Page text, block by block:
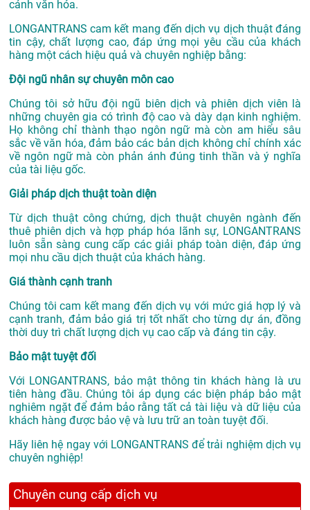
cảnh văn hóa.
LONGANTRANS cam kết mang đến dịch vụ dịch thuật đáng
tin cậy, chất lượng cao, đáp ứng mọi yêu cầu của khách
hàng một cách hiệu quả và chuyên nghiệp bằng:
Đội ngũ nhân sự chuyên môn cao
Chúng tôi sở hữu đội ngũ biên dịch và phiên dịch viên là
những chuyên gia có trình độ cao và dày dạn kinh nghiệm.
Họ không chỉ thành thạo ngôn ngữ mà còn am hiểu sâu
sắc về văn hóa, đảm bảo các bản dịch không chỉ chính xác
về ngôn ngữ mà còn phản ánh đúng tinh thần và ý nghĩa
của tài liệu gốc.
Giải pháp dịch thuật toàn diện
Từ dịch thuật công chứng, dịch thuật chuyên ngành đến
thuê phiên dịch và hợp pháp hóa lãnh sự, LONGANTRANS
luôn sẵn sàng cung cấp các giải pháp toàn diện, đáp ứng
mọi nhu cầu dịch thuật của khách hàng.
Giá thành cạnh tranh
Chúng tôi cam kết mang đến dịch vụ với mức giá hợp lý và
cạnh tranh, đảm bảo giá trị tốt nhất cho từng dự án, đồng
thời duy trì chất lượng dịch vụ cao cấp và đáng tin cậy.
Bảo mật tuyệt đối
Với LONGANTRANS, bảo mật thông tin khách hàng là ưu
tiên hàng đầu. Chúng tôi áp dụng các biện pháp bảo mật
nghiêm ngặt để đảm bảo rằng tất cả tài liệu và dữ liệu của
khách hàng được bảo vệ và lưu trữ an toàn tuyệt đối.
Hãy liên hệ ngay với LONGANTRANS để trải nghiệm dịch vụ
chuyên nghiệp!
Chuyên cung cấp dịch vụ